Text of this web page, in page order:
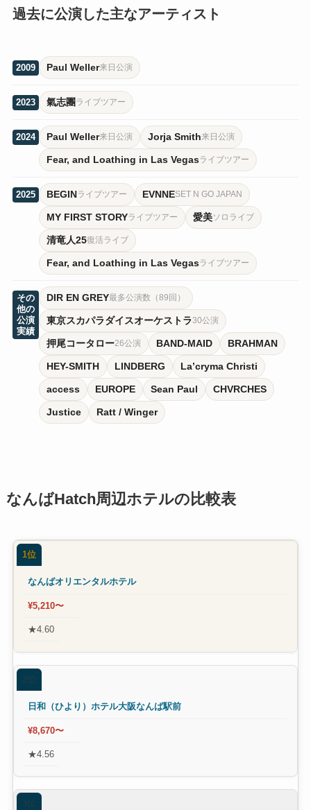
過去に公演した主なアーティスト
2009 Paul Weller来日公演
2023 氣志團 ライブツアー
2024 Paul Weller来日公演 Jorja Smith来日公演
Fear, and Loathing in Las Vegasライブツアー
2025 BEGINライブツアー EVNNESET N GO JAPAN
MY FIRST STORYライブツアー 愛美ソロライブ
清竜人25復活ライブ
Fear, and Loathing in Las Vegasライブツアー
その
他の
公演
実績
DIR EN GREY最多公演数（89回）
東京スカパラダイスオーケストラ30公演
押尾コータロー26公演 BAND-MAID BRAHMAN
HEY-SMITH LINDBERG La’cryma Christi
access EUROPE Sean Paul CHVRCHES
Justice Ratt / Winger
なんばHatch周辺ホテルの比較表
1位
なんばオリエンタルホテル
¥5,210〜
★4.60
2位
日和（ひより）ホテル大阪なんば駅前
¥8,670〜
★4.56
3位